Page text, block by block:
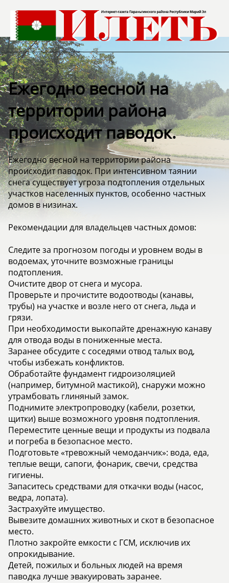
️Ежегодно весной на
территории района
происходит паводок.
️Ежегодно весной на территории района
происходит паводок. При интенсивном таянии
снега существует угроза подтопления отдельных
участков населенных пунктов, особенно частных
домов в низинах.
Рекомендации для владельцев частных домов:
️Следите за прогнозом погоды и уровнем воды в
водоемах, уточните возможные границы
подтопления.
️Очистите двор от снега и мусора.
️Проверьте и прочистите водоотводы (канавы,
трубы) на участке и возле него от снега, льда и
грязи.
️При необходимости выкопайте дренажную канаву
для отвода воды в пониженные места.
️Заранее обсудите с соседями отвод талых вод,
чтобы избежать конфликтов.
️Обработайте фундамент гидроизоляцией
(например, битумной мастикой), снаружи можно
утрамбовать глиняный замок.
️Поднимите электропроводку (кабели, розетки,
щитки) выше возможного уровня подтопления.
️Переместите ценные вещи и продукты из подвала
и погреба в безопасное место.
️Подготовьте «тревожный чемоданчик»: вода, еда,
теплые вещи, сапоги, фонарик, свечи, средства
гигиены.
️Запаситесь средствами для откачки воды (насос,
ведра, лопата).
️Застрахуйте имущество.
️Вывезите домашних животных и скот в безопасное
место.
️Плотно закройте емкости с ГСМ, исключив их
опрокидывание.
️Детей, пожилых и больных людей на время
паводка лучше эвакуировать заранее.